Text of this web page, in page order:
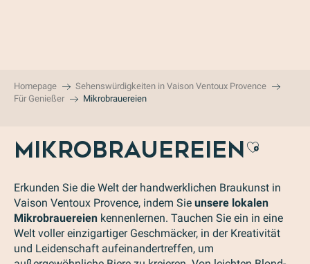
Homepage
Sehenswürdigkeiten in Vaison Ventoux Provence
Für Genießer
Mikrobrauereien
MIKROBRAUEREIEN
Erkunden Sie die Welt der handwerklichen Braukunst in
Vaison Ventoux Provence, indem Sie unsere lokalen
Mikrobrauereien kennenlernen. Tauchen Sie ein in eine
Welt voller einzigartiger Geschmäcker, in der Kreativität
und Leidenschaft aufeinandertreffen, um